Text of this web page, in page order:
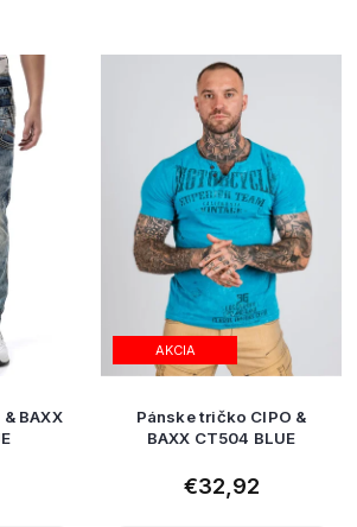
BAXX
AKCIA
Pánske tričko CIPO &
BAXX CT504 BLUE
€32,92